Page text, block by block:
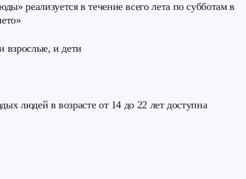
реализуется в течение всего лета по субботам в
взрослые, и дети
людей в возрасте от 14 до 22 лет доступна